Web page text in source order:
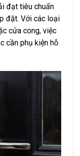
đạt tiêu chuẩn
đặt. Với các loại
cửa cong, việc
cần phụ kiện hỗ